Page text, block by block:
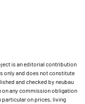
is an editorial contribution
only and does not constitute
and checked by neubau
on any commission obligation
particular on prices, living